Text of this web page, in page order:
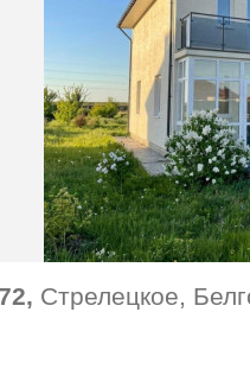
Стрелецкое,